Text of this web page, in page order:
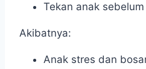
Tekan anak
Akibatnya:
Anak stres dan